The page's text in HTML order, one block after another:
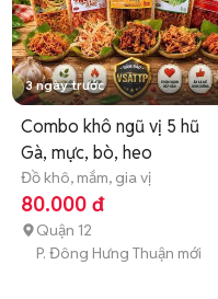
3 ngày trước
Combo khô ngũ vị 5 hũ
Gà, mực, bò, heo
Đồ khô, mắm, gia vị
80.000 đ
Quận 12
P. Đông Hưng Thuận mới